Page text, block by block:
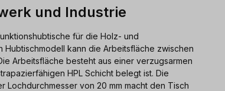
und Industrie
für die Holz- und
kann die Arbeitsfläche zwischen
Arbeitsfläche besteht aus einer verzugsarmen
HPL Schicht belegt ist. Die
Lochdurchmesser von 20 mm macht den Tisch